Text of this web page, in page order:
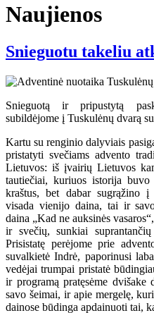
Naujienos
Snieguotu takeliu
Snieguotą ir pripustytą
subildėjome į Tuskulėnų dvarą
Kartu su renginio dalyviais
pristatyti svečiams advento
Lietuvos: iš įvairių Lietuvos
tautiečiai, kuriuos istorija
kraštus, bet dabar sugrąžino
visada vienijo daina, tai ir
daina „Kad ne auksinės
ir svečių, sunkiai
Prisistatę perėjome prie
suvalkietė Indrė, paporinusi
vedėjai trumpai pristatė
ir programą pratęsėme dvišake
savo šeimai, ir apie mergelę,
dainose būdinga apdainuoti tai,